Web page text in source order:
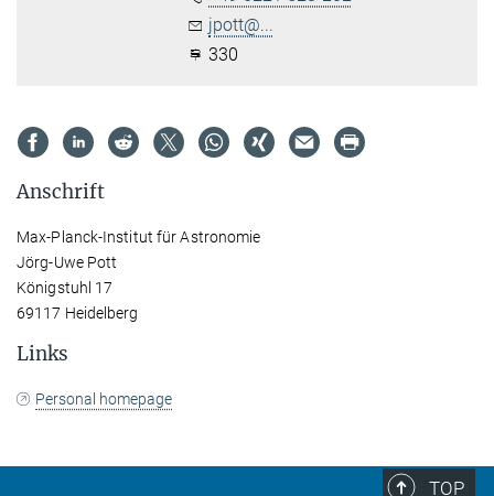
jpott@...
330
Anschrift
Max-Planck-Institut für Astronomie
Jörg-Uwe Pott
Königstuhl 17
69117 Heidelberg
Links
Personal homepage
TOP